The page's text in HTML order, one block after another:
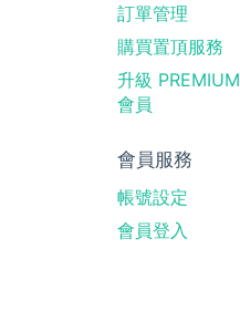
訂單管理
購買置頂服務
升級 PREMIUM
會員
會員服務
帳號設定
會員登入